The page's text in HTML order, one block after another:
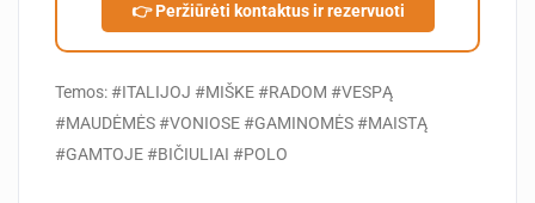
👉 Peržiūrėti kontaktus ir rezervuoti
Temos: #ITALIJOJ #MIŠKE #RADOM #VESPĄ
#MAUDĖMĖS #VONIOSE #GAMINOMĖS #MAISTĄ
#GAMTOJE #BIČIULIAI #POLO